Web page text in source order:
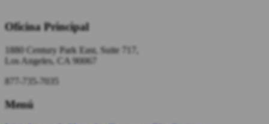
Oficina Principal
1880 Century Park East, Suite 717,
Los Angeles, CA 90067
877-735-7035
Menú